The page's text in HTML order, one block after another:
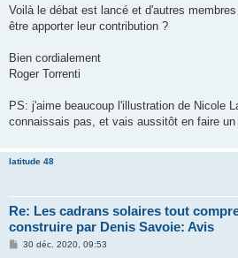
Voilà le débat est lancé et d'autres
être apporter leur contribution ?
Bien cordialement
Roger Torrenti
PS: j'aime beaucoup l'illustration de Nicole
connaissais pas, et vais aussitôt en faire un
latitude 48
Re: Les cadrans solaires tout
construire par Denis Savoie: Avis
M30 déc. 2020, 09:53